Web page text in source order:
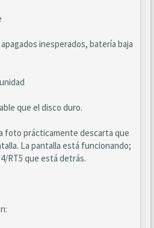
inesperados, batería baja
que el disco duro.
foto prácticamente descarta que
La pantalla está funcionando;
RT5 que está detrás.